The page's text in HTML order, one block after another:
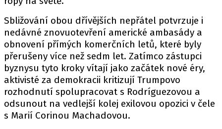
Sbližování obou dřívějších nepřátel potvrzuje i
nedávné znovuotevření americké ambasády a
obnovení přímých komerčních letů, které byly
přerušeny více než sedm let. Zatímco zástupci
byznysu tyto kroky vítají jako začátek nové éry,
aktivisté za demokracii kritizují Trumpovo
rozhodnutí spolupracovat s Rodríguezovou a
odsunout na vedlejší kolej exilovou opozici v čele
s Marií Corinou Machadovou.